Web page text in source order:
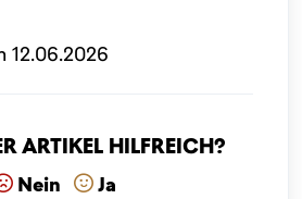
Artikel hilfreich?
Nein Ja